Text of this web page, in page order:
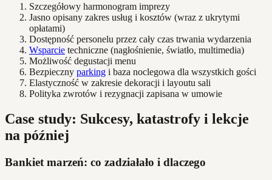
Szczegółowy harmonogram imprezy
Jasno opisany zakres usług i kosztów (wraz z ukrytymi
opłatami)
Dostępność personelu przez cały czas trwania wydarzenia
Wsparcie techniczne (nagłośnienie, światło, multimedia)
Możliwość degustacji menu
Bezpieczny parking i baza noclegowa dla wszystkich gości
Elastyczność w zakresie dekoracji i layoutu sali
Polityka zwrotów i rezygnacji zapisana w umowie
Case study: Sukcesy, katastrofy i lekcje
na później
Bankiet marzeń: co zadziałało i dlaczego